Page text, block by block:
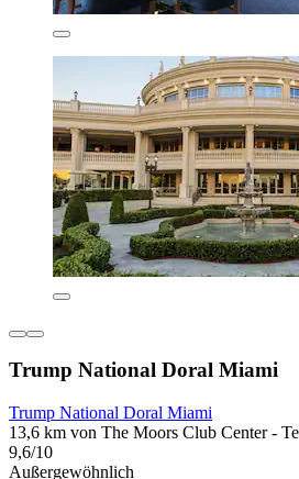
Trump National Doral Miami
Trump National Doral Miami
13,6 km von The Moors Club Center -
9,6/10
Außergewöhnlich